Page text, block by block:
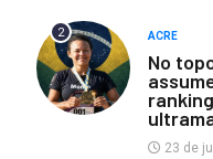
2 ACRE
No
23 de